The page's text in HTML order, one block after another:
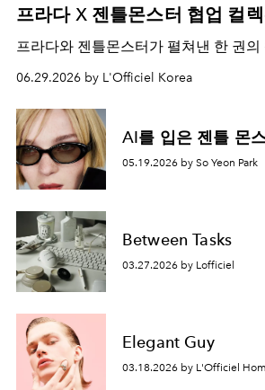
프라다 X 젠틀몬스터 협업 컬
프라다와 젠틀몬스터가 펼쳐낸 한 권의
06.29.2026 by L'Officiel Korea
AI를 입은 젠틀 몬
05.19.2026 by So Yeon Park
Between Tasks
03.27.2026 by Lofficiel
Elegant Guy
03.18.2026 by L'Officiel